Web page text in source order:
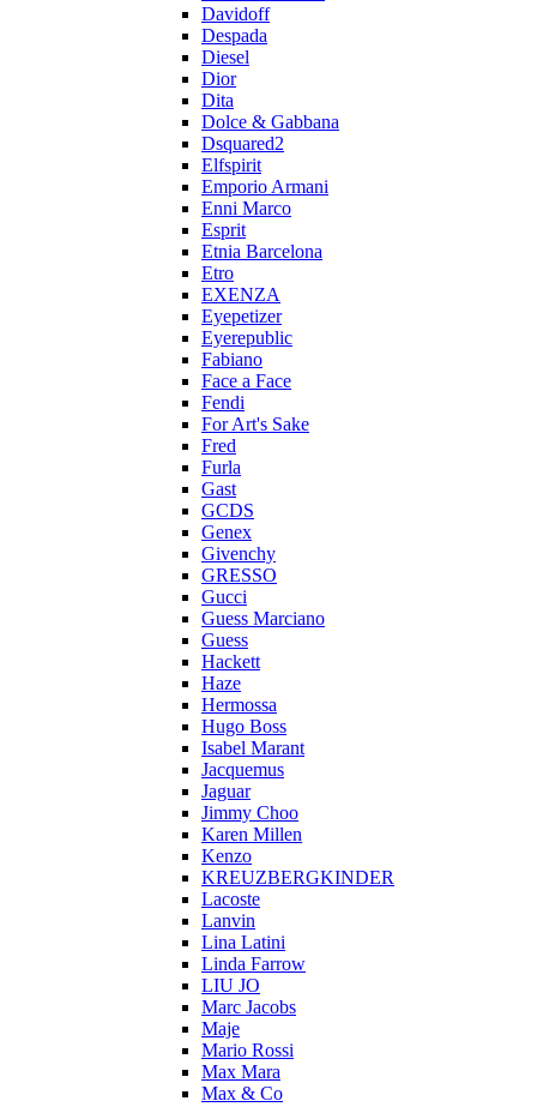
Davidoff
Despada
Diesel
Dior
Dita
Dolce & Gabbana
Dsquared2
Elfspirit
Emporio Armani
Enni Marco
Esprit
Etnia Barcelona
Etro
EXENZA
Eyepetizer
Eyerepublic
Fabiano
Face a Face
Fendi
For Art's Sake
Fred
Furla
Gast
GCDS
Genex
Givenchy
GRESSO
Gucci
Guess Marciano
Guess
Hackett
Haze
Hermossa
Hugo Boss
Isabel Marant
Jacquemus
Jaguar
Jimmy Choo
Karen Millen
Kenzo
KREUZBERGKINDER
Lacoste
Lanvin
Lina Latini
Linda Farrow
LIU JO
Marc Jacobs
Maje
Mario Rossi
Max Mara
Max & Co